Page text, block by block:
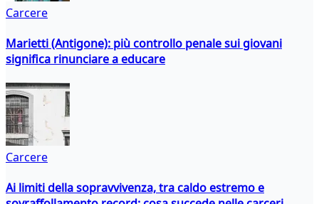
Carcere
Marietti (Antigone): più controllo penale sui giovani
significa rinunciare a educare
Carcere
Ai limiti della sopravvivenza, tra caldo estremo e